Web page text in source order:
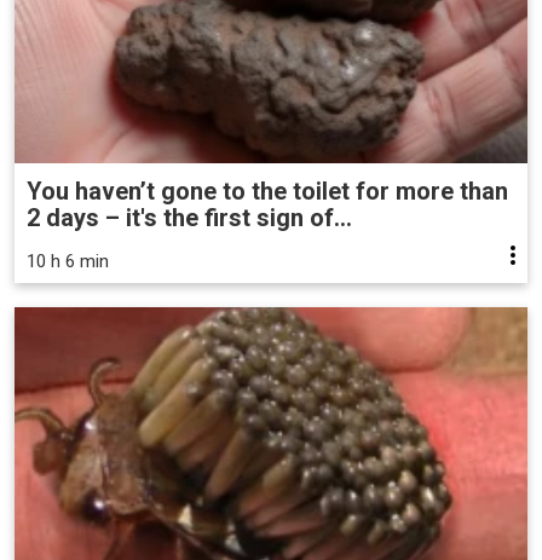
You haven’t gone to the toilet for more than
2 days – it's the first sign of...
10 h 6 min